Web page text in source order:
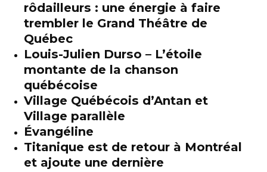
rôdailleurs : une énergie à faire
trembler le Grand Théâtre de
Québec
Louis-Julien Durso – L’étoile
montante de la chanson
québécoise
Village Québécois d’Antan et
Village parallèle
Évangéline
Titanique est de retour à Montréal
et ajoute une dernière